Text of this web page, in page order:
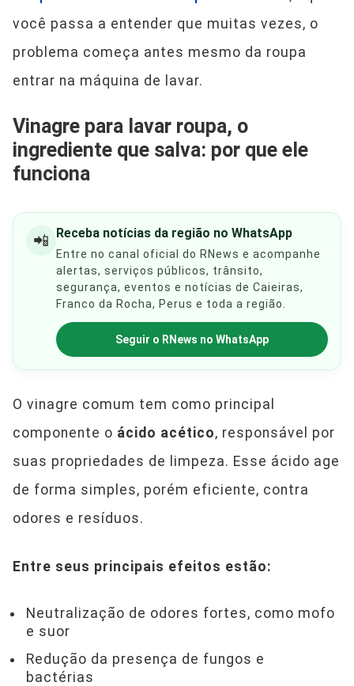
você passa a entender que muitas vezes, o
problema começa antes mesmo da roupa
entrar na máquina de lavar.
Vinagre para lavar roupa, o
ingrediente que salva: por que ele
funciona
📲 Receba notícias da região no WhatsApp
Entre no canal oficial do RNews e acompanhe
alertas, serviços públicos, trânsito,
segurança, eventos e notícias de Caieiras,
Franco da Rocha, Perus e toda a região.
Seguir o RNews no WhatsApp
O vinagre comum tem como principal
componente o ácido acético, responsável por
suas propriedades de limpeza. Esse ácido age
de forma simples, porém eficiente, contra
odores e resíduos.
Entre seus principais efeitos estão:
Neutralização de odores fortes, como mofo
e suor
Redução da presença de fungos e
bactérias